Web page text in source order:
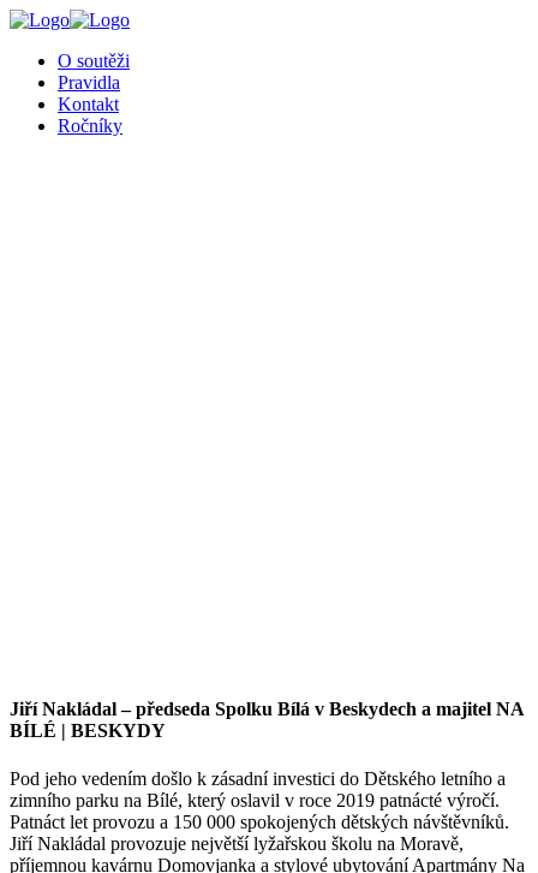
O soutěži
Pravidla
Kontakt
Ročníky
Jiří Nakládal – předseda Spolku Bílá v Beskydech a majitel NA
BÍLÉ | BESKYDY
Pod jeho vedením došlo k zásadní investici do Dětského letního a
zimního parku na Bílé, který oslavil v roce 2019 patnácté výročí.
Patnáct let provozu a 150 000 spokojených dětských návštěvníků.
Jiří Nakládal provozuje největší lyžařskou školu na Moravě,
příjemnou kavárnu Domovjanka a stylové ubytování Apartmány Na